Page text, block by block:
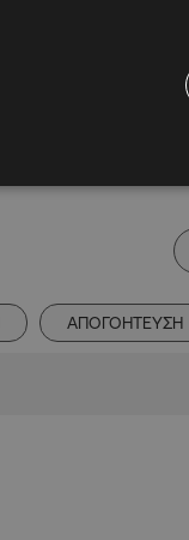
ΑΠΟΓΟΗΤΕΥΣΗ